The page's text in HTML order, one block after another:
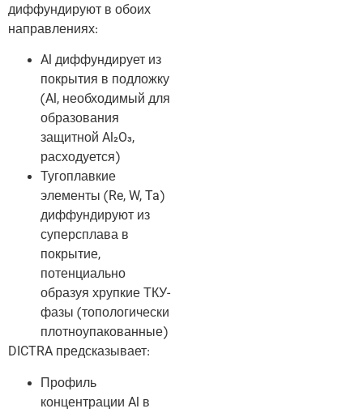
диффундируют в обоих
направлениях:
Al диффундирует из
покрытия в подложку
(Al, необходимый для
образования
защитной Al₂O₃,
расходуется)
Тугоплавкие
элементы (Re, W, Ta)
диффундируют из
суперсплава в
покрытие,
потенциально
образуя хрупкие ТКУ-
фазы (топологически
плотноупакованные)
DICTRA предсказывает:
Профиль
концентрации Al в